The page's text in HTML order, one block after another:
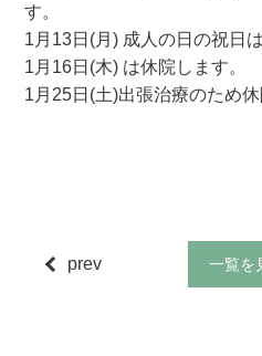
す。
1月13日(月) 成人の日の祝日
1月16日(木) は休院します。
1月25日(土)出張治療のため休
prev 一覧を